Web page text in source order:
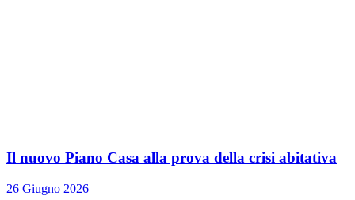
Il nuovo Piano Casa alla prova della crisi abitativa
26 Giugno 2026